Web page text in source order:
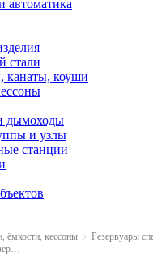
автоматика
стали
канаты, коуши
дымоходы
и узлы
станции
ёмкости, кессоны
Накопительные резервуары